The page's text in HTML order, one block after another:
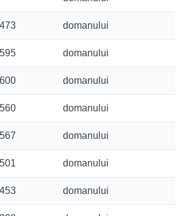
473 domanului
595 domanului
600 domanului
560 domanului
567 domanului
501 domanului
453 domanului